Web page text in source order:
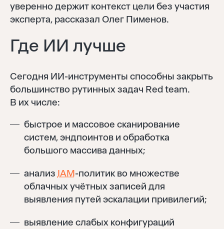
уверенно держит контекст цели без участия
эксперта, рассказал Олег Пименов.
Где ИИ лучше
Сегодня ИИ-инструменты способны закрыть
большинство рутинных задач Red team.
В их числе:
быстрое и массовое сканирование
систем, эндпоинтов и обработка
большого массива данных;
анализ IAM-политик во множестве
облачных учётных записей для
выявления путей эскалации привилегий;
выявление слабых конфигураций